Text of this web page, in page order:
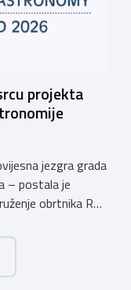
projekta
jezgra grada
– postala je
obrtnika Rab
započinje svoju
Pod sloganom